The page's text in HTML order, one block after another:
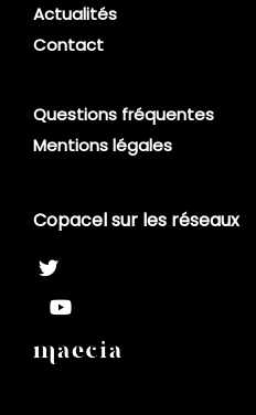
Actualités
Contact
Questions fréquentes
Mentions légales
Copacel sur les réseaux